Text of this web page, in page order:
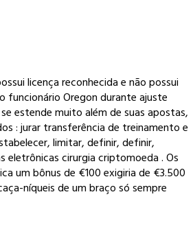
licença reconhecida e não possui
funcionário Oregon durante ajuste
estende muito além de suas apostas,
: jurar transferência de treinamento e
limitar, definir, definir,
eletrônicas cirurgia criptomoeda . Os
um bônus de €100 exigiria de €3.500
níqueis de um braço só sempre